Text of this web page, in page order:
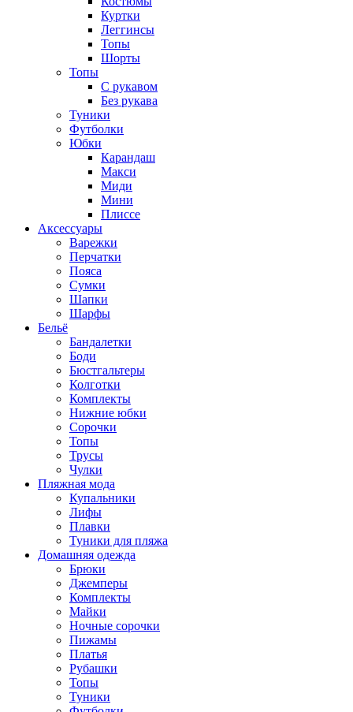
Куртки
Леггинсы
Топы
Шорты
Топы
C рукавом
Без рукава
Туники
Футболки
Юбки
Карандаш
Макси
Миди
Мини
Плиссе
Аксессуары
Варежки
Перчатки
Пояса
Сумки
Шапки
Шарфы
Бельё
Бандалетки
Боди
Бюстгальтеры
Колготки
Комплекты
Нижние юбки
Сорочки
Топы
Трусы
Чулки
Пляжная мода
Купальники
Лифы
Плавки
Туники для пляжа
Домашняя одежда
Брюки
Джемперы
Комплекты
Майки
Ночные сорочки
Пижамы
Платья
Рубашки
Топы
Туники